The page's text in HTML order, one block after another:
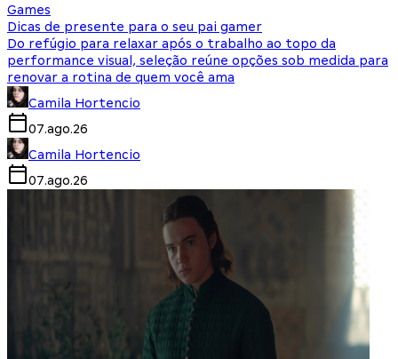
Games
Dicas de presente para o seu pai gamer
Do refúgio para relaxar após o trabalho ao topo da
performance visual, seleção reúne opções sob medida para
renovar a rotina de quem você ama
Camila Hortencio
07.ago.26
Camila Hortencio
07.ago.26